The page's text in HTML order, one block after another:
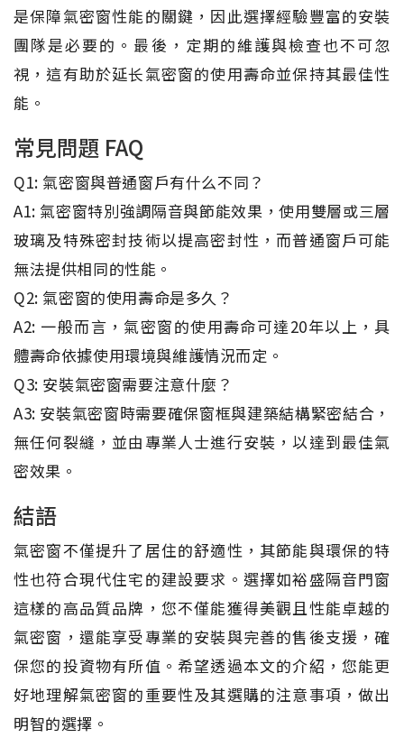
是保障氣密窗性能的關鍵，因此選擇經驗豐富的安裝
團隊是必要的。最後，定期的維護與檢查也不可忽
視，這有助於延长氣密窗的使用壽命並保持其最佳性
能。
常見問題 FAQ
Q1: 氣密窗與普通窗戶有什么不同？
A1: 氣密窗特別強調隔音與節能效果，使用雙層或三層
玻璃及特殊密封技術以提高密封性，而普通窗戶可能
無法提供相同的性能。
Q2: 氣密窗的使用壽命是多久？
A2: 一般而言，氣密窗的使用壽命可達20年以上，具
體壽命依據使用環境與維護情況而定。
Q3: 安裝氣密窗需要注意什麼？
A3: 安裝氣密窗時需要確保窗框與建築結構緊密結合，
無任何裂縫，並由專業人士進行安裝，以達到最佳氣
密效果。
結語
氣密窗不僅提升了居住的舒適性，其節能與環保的特
性也符合現代住宅的建設要求。選擇如裕盛隔音門窗
這樣的高品質品牌，您不僅能獲得美觀且性能卓越的
氣密窗，還能享受專業的安裝與完善的售後支援，確
保您的投資物有所值。希望透過本文的介紹，您能更
好地理解氣密窗的重要性及其選購的注意事項，做出
明智的選擇。